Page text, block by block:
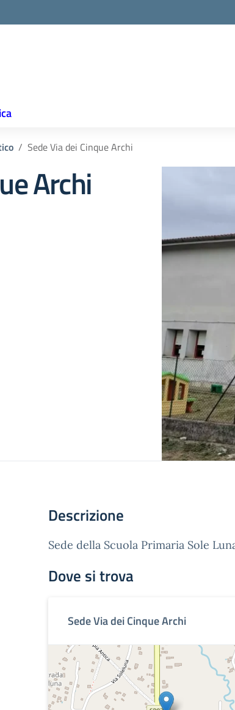
Sede Via dei Cinque Archi
Archi
Descrizione
Sede della Scuola Primaria Sole
Dove si trova
Sede Via dei Cinque Archi